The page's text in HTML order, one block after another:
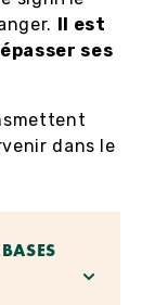
Il est
ses
dans le